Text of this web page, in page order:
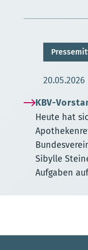
20.05.2026
KBV-
Heute hat
Sibylle
Aufgaben